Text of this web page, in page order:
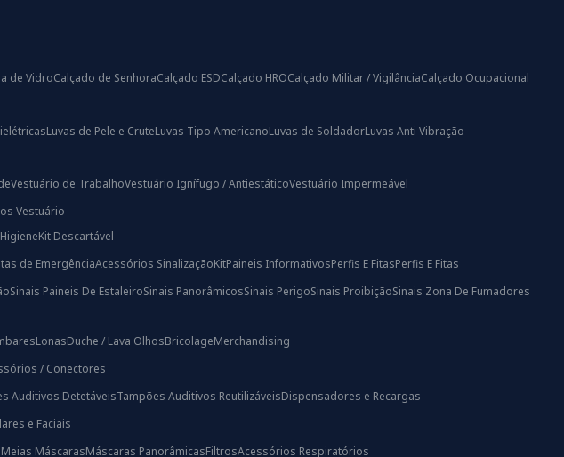
de VidroCalçado de SenhoraCalçado ESDCalçado HROCalçado Militar / VigilânciaCalçado Ocupacional
Luvas de Pele e CruteLuvas Tipo AmericanoLuvas de SoldadorLuvas Anti Vibração
Vestuário de TrabalhoVestuário Ignífugo / AntiestáticoVestuário Impermeável
Vestuário
Kit Descartável
de EmergênciaAcessórios SinalizaçãoKitPaineis InformativosPerfis E FitasPerfis E Fitas
Sinais Paineis De EstaleiroSinais PanorâmicosSinais PerigoSinais ProibiçãoSinais Zona De Fumadores
LonasDuche / Lava OlhosBricolageMerchandising
/ Conectores
Auditivos DetetáveisTampões Auditivos ReutilizáveisDispensadores e Recargas
e Faciais
Meias MáscarasMáscaras PanorâmicasFiltrosAcessórios Respiratórios